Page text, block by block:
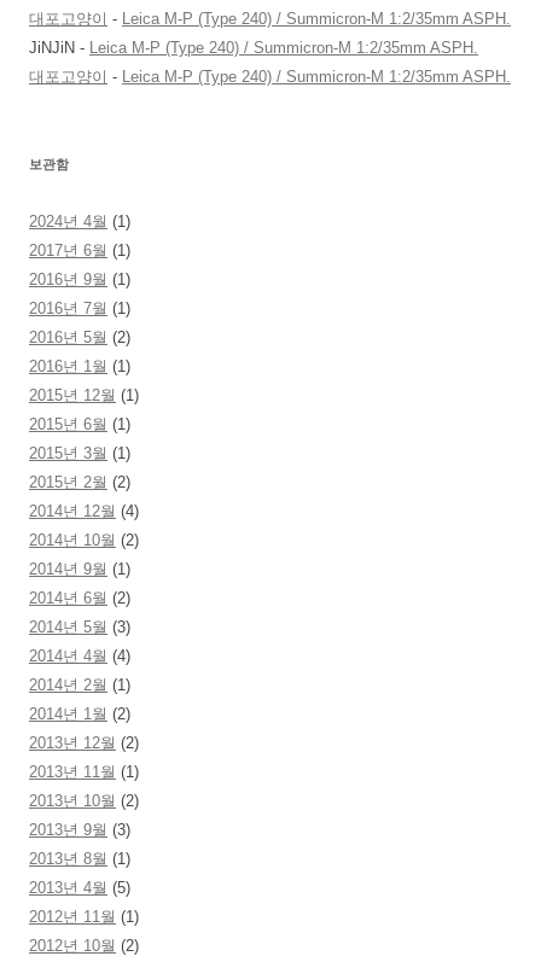
대포고양이 -
Leica M-P (Type 240) / Summicron-M 1:2/35mm ASPH.
JiNJiN -
Leica M-P (Type 240) / Summicron-M 1:2/35mm ASPH.
대포고양이 - Leica M-P (Type 240) / Summicron-M 1:2/35mm ASPH.
보관함
2024년 4월 (1)
2017년 6월 (1)
2016년 9월 (1)
2016년 7월 (1)
2016년 5월 (2)
2016년 1월 (1)
2015년 12월 (1)
2015년 6월 (1)
2015년 3월 (1)
2015년 2월 (2)
2014년 12월 (4)
2014년 10월 (2)
2014년 9월 (1)
2014년 6월 (2)
2014년 5월 (3)
2014년 4월 (4)
2014년 2월 (1)
2014년 1월 (2)
2013년 12월 (2)
2013년 11월 (1)
2013년 10월 (2)
2013년 9월 (3)
2013년 8월 (1)
2013년 4월 (5)
2012년 11월 (1)
2012년 10월 (2)